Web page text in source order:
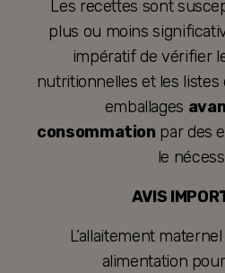
Les recettes sont
plus ou moins
impératif de vérifier
nutritionnelles et les listes
emballages
consommation par des
le
AVIS
L’allaitement
alimentation